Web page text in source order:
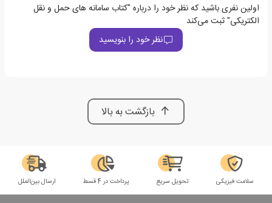
اولین نفری باشید که نظر خود را درباره "کتاب سامانه های حمل و نقل
الکتریکی" ثبت می‌کند
نظر خود را بنویسید
بازگشت به بالا
سلامت فیزیکی تحویل سریع پرداخت در 4 قسط ارسال بین‌الملل